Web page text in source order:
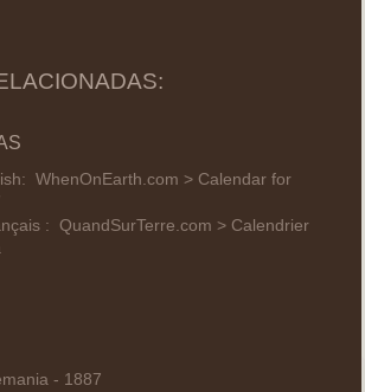
WhenOnEarth.com > Calendar for
: QuandSurTerre.com > Calendrier
- 1887